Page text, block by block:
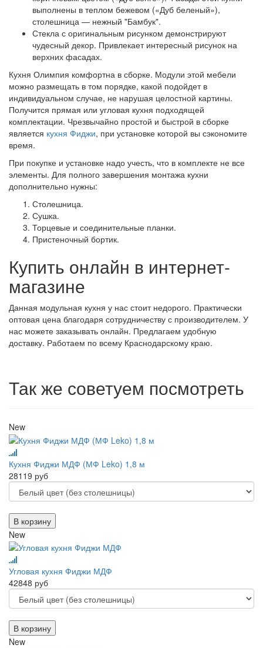
выполнены в теплом бежевом («Дуб беленый»),
столешница — нежный "Бамбук".
Стекла с оригинальным рисунком демонстрируют
чудесный декор. Привлекает интересный рисунок на
верхних фасадах.
Кухня Олимпия комфортна в сборке. Модули этой мебели
можно размещать в том порядке, какой подойдет в
индивидуальном случае, не нарушая целостной картины.
Получится прямая или угловая кухня подходящей
комплектации. Чрезвычайно простой и быстрой в сборке
является кухня Фиджи, при установке которой вы сэкономите
время.
При покупке и установке надо учесть, что в комплекте не все
элементы. Для полного завершения монтажа кухни
дополнительно нужны:
Столешница.
Сушка.
Торцевые и соединительные планки.
Пристеночный бортик.
Купить онлайн в интернет-
магазине
Данная модульная кухня у нас стоит недорого. Практически
оптовая цена благодаря сотрудничеству с производителем. У
нас можете заказывать онлайн. Предлагаем удобную
доставку. Работаем по всему Краснодарскому краю.
Так же советуем посмотреть
New
Кухня Фиджи МДФ (МФ Leko) 1,8 м
28119 руб
В корзину
New
Угловая кухня Фиджи МДФ
42848 руб
В корзину
New